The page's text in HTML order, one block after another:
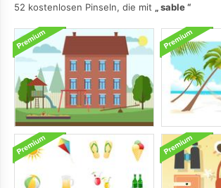
52 kostenlosen Pinseln, die mit
sable